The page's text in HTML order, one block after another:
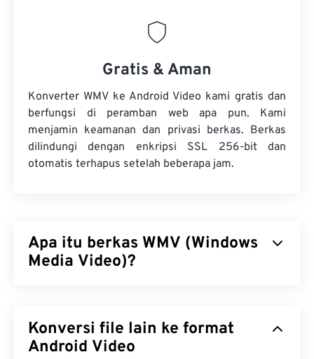
Gratis & Aman
Konverter WMV ke Android Video kami gratis dan
berfungsi di peramban web apa pun. Kami
menjamin keamanan dan privasi berkas. Berkas
dilindungi dengan enkripsi SSL 256-bit dan
otomatis terhapus setelah beberapa jam.
Apa itu berkas WMV (Windows
Media Video)?
mengompresi ukuran berkas dengancodec
sehingga menghasilkan berkas yang mudah
Konversi file lain ke format
Android Video